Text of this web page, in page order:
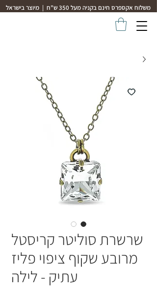
משלוח אקספרס חינם בקניה מעל 350 ש"ח | מיוצר בישראל
שרשרת סוליטר קריסטל
מרובע שקוף ציפוי פליז
עתיק - לילה